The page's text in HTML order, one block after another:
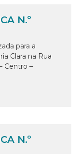
N.º
para a
Clara na Rua
Centro –
N.º